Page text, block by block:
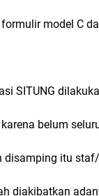
model C
SITUNG
belum
disamping itu
diakibatkan